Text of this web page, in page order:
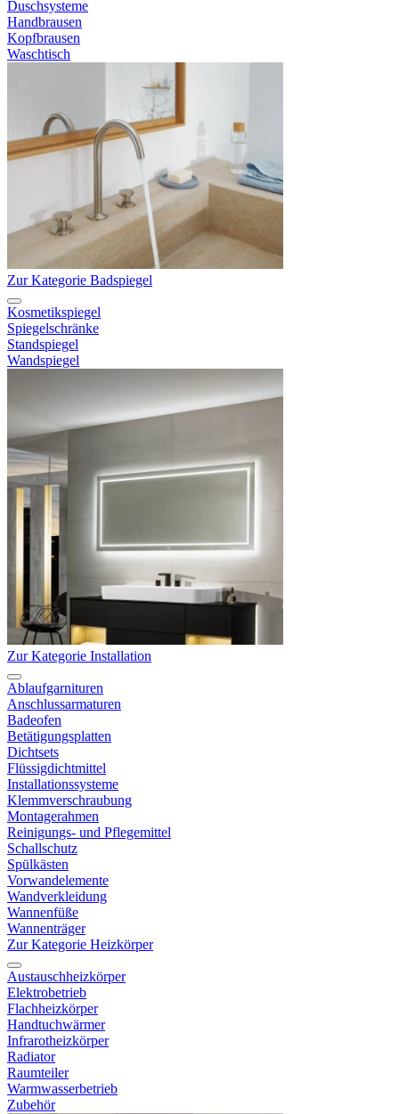
Duschsysteme
Handbrausen
Kopfbrausen
Waschtisch
Zur Kategorie Badspiegel
Kosmetikspiegel
Spiegelschränke
Standspiegel
Wandspiegel
Zur Kategorie Installation
Ablaufgarnituren
Anschlussarmaturen
Badeofen
Betätigungsplatten
Dichtsets
Flüssigdichtmittel
Installationssysteme
Klemmverschraubung
Montagerahmen
Reinigungs- und Pflegemittel
Schallschutz
Spülkästen
Vorwandelemente
Wandverkleidung
Wannenfüße
Wannenträger
Zur Kategorie Heizkörper
Austauschheizkörper
Elektrobetrieb
Flachheizkörper
Handtuchwärmer
Infrarotheizkörper
Radiator
Raumteiler
Warmwasserbetrieb
Zubehör